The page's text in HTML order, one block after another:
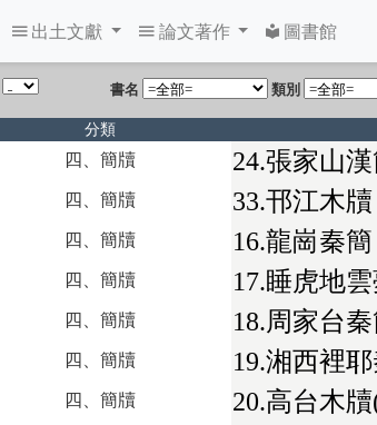
出土文獻 論文著作 圖書館
書名 類別
分類
四、簡牘 24.張家山
四、簡牘 33.邗江木牘
四、簡牘 16.龍崗秦簡
四、簡牘 17.睡虎地
四、簡牘 18.周家台
四、簡牘 19.湘西裡
四、簡牘 20.高台木